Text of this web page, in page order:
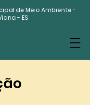
de Meio Ambiente -
- ES